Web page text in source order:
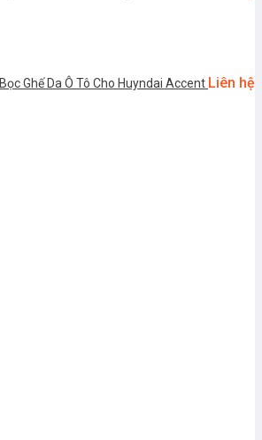
Bọc Ghế Da Ô Tô Cho Huyndai Accent Liên hệ